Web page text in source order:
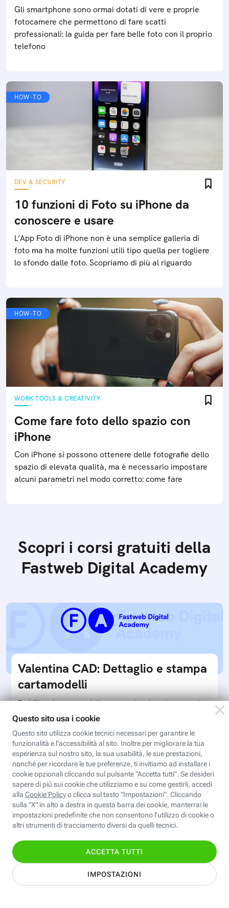
Gli smartphone sono ormai dotati di vere e proprie
fotocamere che permettono di fare scatti
professionali: la guida per fare belle foto con il proprio
telefono
HOW-TO
DEV & SECURITY
10 funzioni di Foto su iPhone da
conoscere e usare
L’App Foto di iPhone non è una semplice galleria di
foto ma ha molte funzioni utili tipo quella per togliere
lo sfondo dalle foto. Scopriamo di più al riguardo
HOW-TO
WORK TOOLS & CREATIVITY
Come fare foto dello spazio con
iPhone
Con iPhone si possono ottenere delle fotografie dello
spazio di elevata qualità, ma è necessario impostare
alcuni parametri nel modo corretto: come fare
Scopri i corsi gratuiti della
Fastweb Digital Academy
Valentina CAD: Dettaglio e stampa
cartamodelli
Dal file al tessuto è il passaggio che ci porta al
completamento del processo di progettazione di
cartamodelli digitali e parametrici.Approfondisci
e…
Iscriviti
Valentina CAD: Cartamodelli
digitali